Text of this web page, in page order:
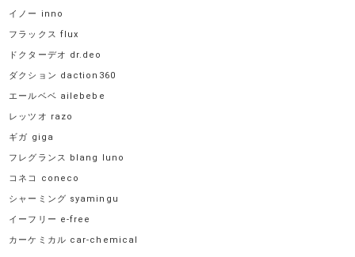
イノー inno
フラックス flux
ドクターデオ dr.deo
ダクション daction360
エールベベ ailebebe
レッツオ razo
ギガ giga
フレグランス blang luno
コネコ coneco
シャーミング syamingu
イーフリー e-free
カーケミカル car-chemical